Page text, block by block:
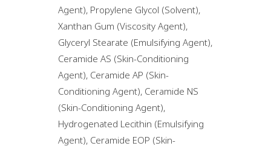
Agent), Propylene Glycol (Solvent),
Xanthan Gum (Viscosity Agent),
Glyceryl Stearate (Emulsifying Agent),
Ceramide AS (Skin-Conditioning
Agent), Ceramide AP (Skin-
Conditioning Agent), Ceramide NS
(Skin-Conditioning Agent),
Hydrogenated Lecithin (Emulsifying
Agent), Ceramide EOP (Skin-